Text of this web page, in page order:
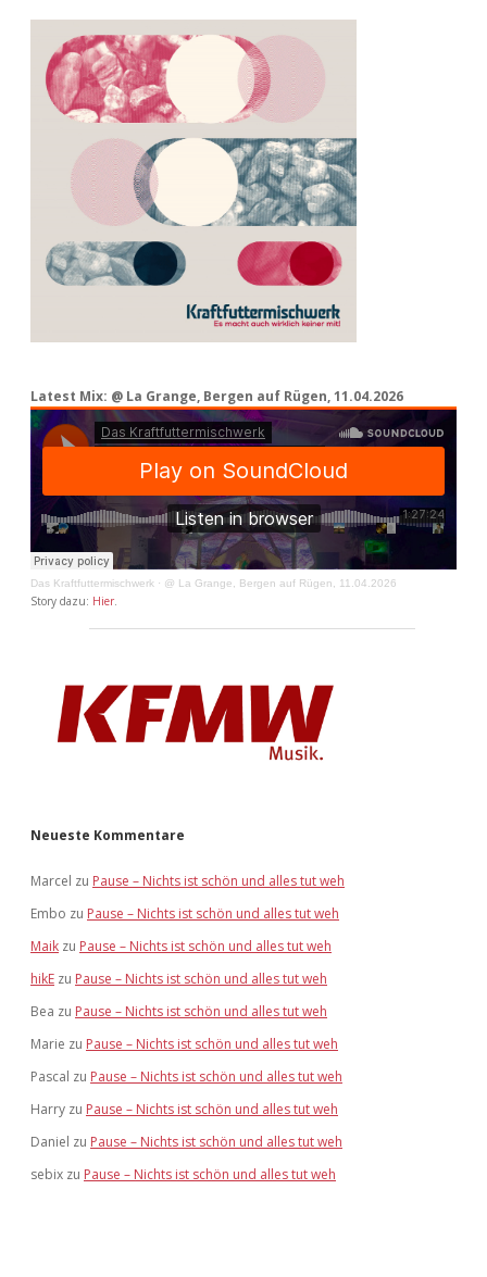
Latest Mix: @ La Grange, Bergen auf Rügen, 11.04.2026
Das Kraftfuttermischwerk · @ La Grange, Bergen auf Rügen, 11.04.2026
Story dazu: Hier.
Neueste Kommentare
Marcel zu Pause – Nichts ist schön und alles tut weh
Embo zu Pause – Nichts ist schön und alles tut weh
Maik zu Pause – Nichts ist schön und alles tut weh
hikE zu Pause – Nichts ist schön und alles tut weh
Bea zu Pause – Nichts ist schön und alles tut weh
Marie zu Pause – Nichts ist schön und alles tut weh
Pascal zu Pause – Nichts ist schön und alles tut weh
Harry zu Pause – Nichts ist schön und alles tut weh
Daniel zu Pause – Nichts ist schön und alles tut weh
sebix zu Pause – Nichts ist schön und alles tut weh